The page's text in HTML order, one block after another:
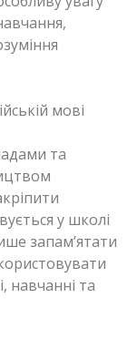
та
у школі
запам’ятати
навчанні та